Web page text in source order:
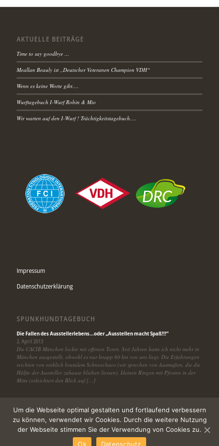
AKTUELLE BEITRÄGE
Time to say goodbye …
Meallan Beauly ist „Deutscher Veteranen Champion VDH“
Wenn es keine Worte gibt….
Wurftagebuch I-Wurf Robin & Mio
Wir warten auf den I-Wurf ! Trächtigkeitstagebuch….
Impressum
Datenschutzerklärung
SPUNKHUNDTAGEBUCH
Die Fallen des Ausstellerlebens…oder „Ausstellen macht Spaß!!!“
2. April 2013
Die CACIB München lockte mit offenen Toren. Seit Jahren hatte ich nicht mehr in
München ausgestellt, obwohl es nur knapp 60 km von uns liegt. Die Erfahrungen
reichten von wirklich brutalem Schneechaos (wir sprechen von Ausmaßen, die die
Hälfte der Aussteller zuhause blieben liessen), kleinen Ringen mit Pfosten in der
Mitte (erleichtert den Blick auf […]
powered by Enfold WordPress Theme
Um die Webseite optimal gestalten und fortlaufend verbessern
zu können, verwendet wir Cookies. Durch die weitere Nutzung
der Webseite stimmen Sie der Verwendung von Cookies zu.
Ok
Datenschutz